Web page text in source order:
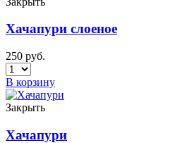
Хачапури слоеное
250 руб.
В корзину
Закрыть
Хачапури